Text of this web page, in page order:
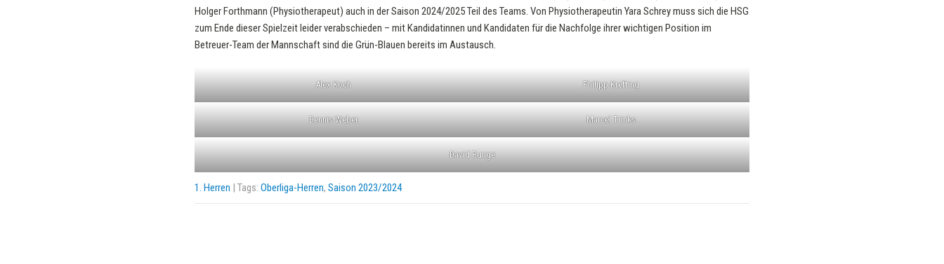
Holger Forthmann (Physiotherapeut) auch in der Saison 2024/2025 Teil des Teams. Von Physiotherapeutin Yara Schrey muss sich die HSG
zum Ende dieser Spielzeit leider verabschieden – mit Kandidatinnen und Kandidaten für die Nachfolge ihrer wichtigen Position im
Betreuer-Team der Mannschaft sind die Grün-Blauen bereits im Austausch.
Alex Koch Philipp Krefting
Dennis Weber Marcel Trinks
David Runge
1. Herren | Tags: Oberliga-Herren, Saison 2023/2024